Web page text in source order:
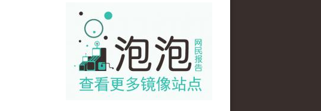
pao-pao-banner-mirror-site-120814.jpg